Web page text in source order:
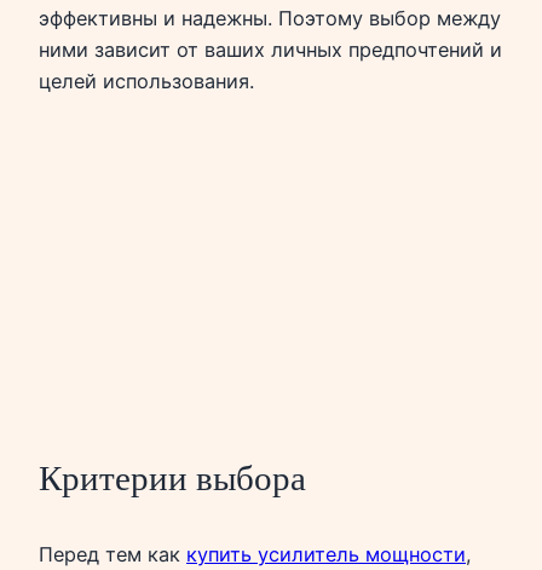
эффективны и надежны. Поэтому выбор между
ними зависит от ваших личных предпочтений и
целей использования.
Критерии выбора
Перед тем как купить усилитель мощности,